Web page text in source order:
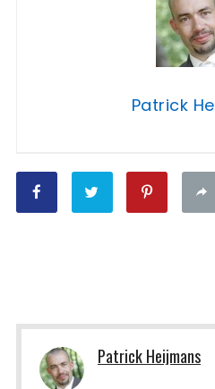
Patrick
Patrick Heijmans